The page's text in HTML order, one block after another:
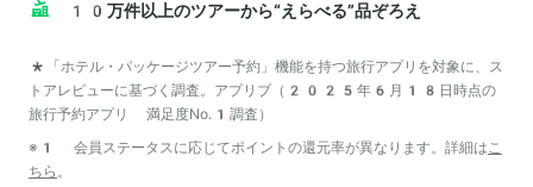
10万件以上のツアーから“えらべる”品ぞろえ
*「ホテル・パッケージツアー予約」機能を持つ旅行アプリを対象に、ス
トアレビューに基づく調査。アプリブ（2025年6月18日時点の
旅行予約アプリ 満足度No.1調査）
※1 会員ステータスに応じてポイントの還元率が異なります。詳細は こ
ちら 。